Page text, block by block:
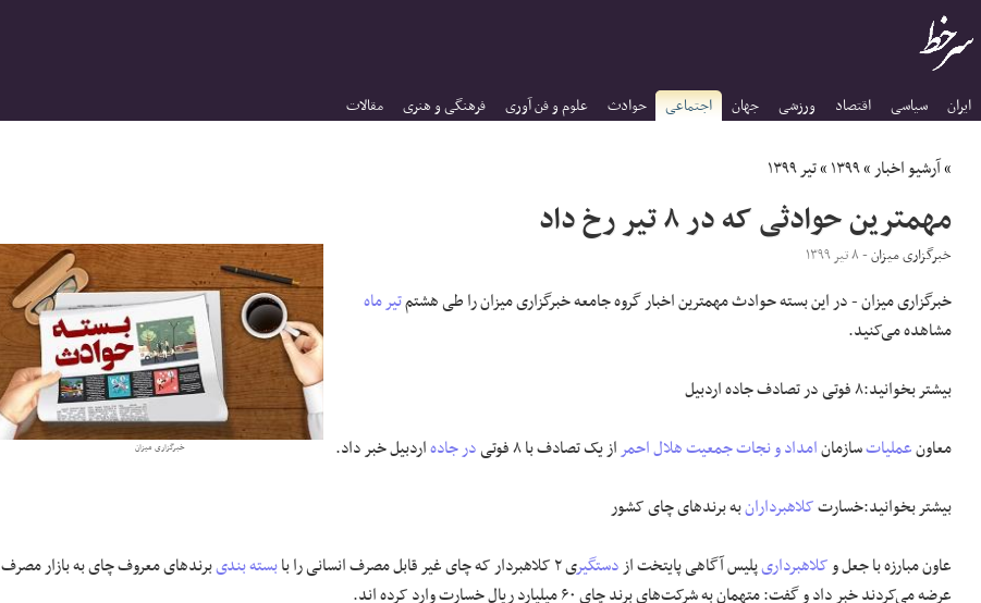
ایران سیاسی اقتصاد ورزشی جهان اجتماعی حوادث علوم و فن آوری فرهنگی و هنری مقالات
»آرشیو اخبار»۱۳۹۹»تیر ۱۳۹۹
مهمترین حوادثی که در ۸ تیر رخ داد
خبرگزاری میزان
خبرگزاری میزان- ۸ تیر ۱۳۹۹
خبرگزاری میزان - در این بسته حوادث مهمترین اخبار گروه جامعه خبرگزاری میزان را طی هشتمتیر ماه
مشاهده می‌کنید.
بیشتر بخوانید:۸ فوتی در تصادف جاده اردبیل
معاونعملیاتسازمانامداد و نجاتجمعیت هلال احمراز یک تصادف با ۸ فوتی در جادهاردبیل خبر داد.
بیشتر بخوانید:خسارتکلاهبردارانبه برند‌های چای کشور
عاون مبارزه با جعل وکلاهبرداریپلیس آگاهی پایتخت ازدستگیری ۲ کلاهبردار که چای غیر قابل مصرف انسانی را با بسته بندیبرند‌های معروف چای به بازار مصرف
عرضه می‌کردند خبر داد و گفت: متهمان به شرکت‌های برند چای ۶۰ میلیارد ریال خسارت وارد کرده اند.